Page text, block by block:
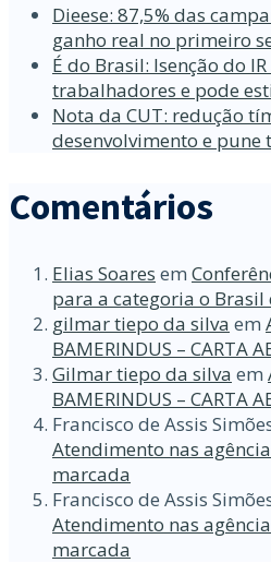
Dieese: 87,5% das
ganho real no primeiro
É do Brasil: Isenção do
trabalhadores e pode
Nota da CUT: redução
desenvolvimento e pune
Comentários
Elias Soares em
para a categoria o
gilmar tiepo da silva em
BAMERINDUS – CARTA
Gilmar tiepo da silva em
BAMERINDUS – CARTA
Francisco de Assis
Atendimento nas
marcada
Francisco de Assis
Atendimento nas
marcada